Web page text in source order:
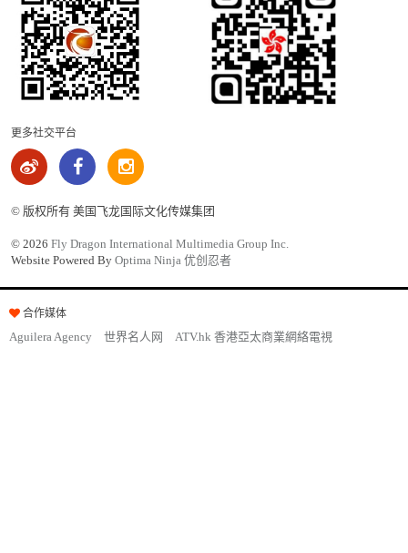
更多社交平台
© 版权所有 美国飞龙国际文化传媒集团
© 2026 Fly Dragon International Multimedia Group Inc.
Website Powered By Optima Ninja 优创忍者
合作媒体
Aguilera Agency 世界名人网 ATV.hk 香港亞太商業網絡電視